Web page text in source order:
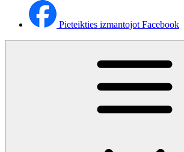
Pieteikties izmantojot Facebook